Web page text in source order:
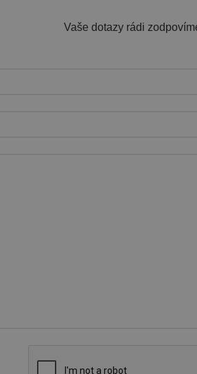
Vaše dotazy rádi